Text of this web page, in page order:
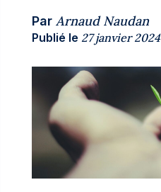
Par Arnaud Naudan
Publié le 27 janvier 2024